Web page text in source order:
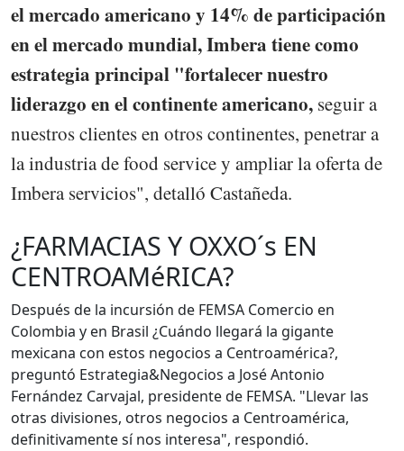
el mercado americano y 14% de participación
en el mercado mundial, Imbera tiene como
estrategia principal "fortalecer nuestro
liderazgo en el continente americano, seguir a
nuestros clientes en otros continentes, penetrar a
la industria de food service y ampliar la oferta de
Imbera servicios", detalló Castañeda.
¿FARMACIAS Y OXXO´s EN
CENTROAMéRICA?
Después de la incursión de FEMSA Comercio en
Colombia y en Brasil ¿Cuándo llegará la gigante
mexicana con estos negocios a Centroamérica?,
preguntó Estrategia&Negocios a José Antonio
Fernández Carvajal, presidente de FEMSA. "Llevar las
otras divisiones, otros negocios a Centroamérica,
definitivamente sí nos interesa", respondió.